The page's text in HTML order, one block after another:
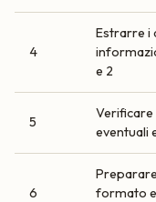
4
Estrarre i
e 2
5
Verificare
eventuali
6
formato